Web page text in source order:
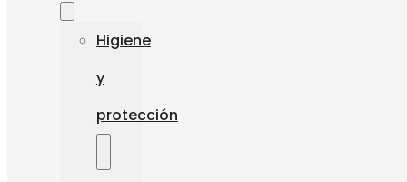
Higiene
y
protección